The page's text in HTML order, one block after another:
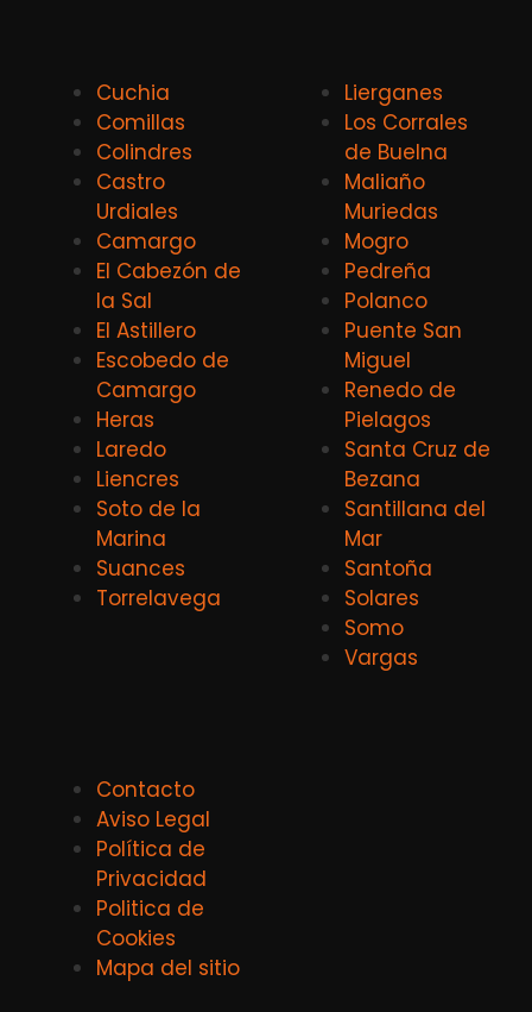
Cuchia
Comillas
Colindres
Castro
Urdiales
Camargo
El Cabezón de
la Sal
El Astillero
Escobedo de
Camargo
Heras
Laredo
Liencres
Soto de la
Marina
Suances
Torrelavega
Lierganes
Los Corrales
de Buelna
Maliaño
Muriedas
Mogro
Pedreña
Polanco
Puente San
Miguel
Renedo de
Pielagos
Santa Cruz de
Bezana
Santillana del
Mar
Santoña
Solares
Somo
Vargas
Contacto
Aviso Legal
Política de
Privacidad
Politica de
Cookies
Mapa del sitio